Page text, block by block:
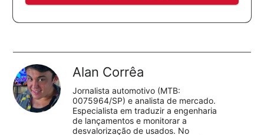
Alan Corrêa
Jornalista automotivo (MTB:
0075964/SP) e analista de mercado.
Especialista em traduzir a engenharia
de lançamentos e monitorar a
desvalorização de usados. No